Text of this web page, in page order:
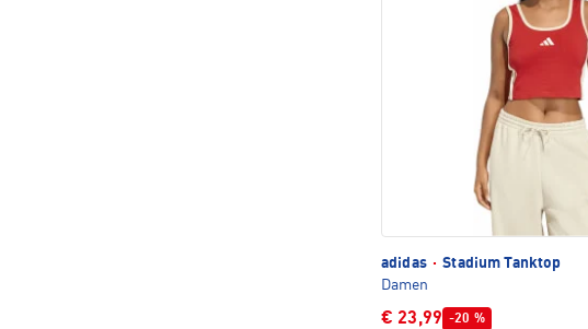
adidas · Stadium Tanktop
Damen
€ 23,99 -20 %